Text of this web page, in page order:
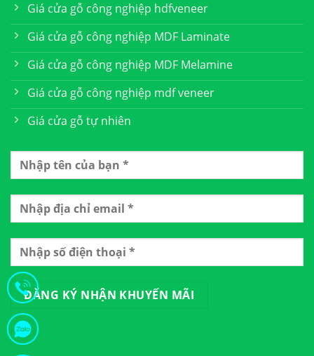
Giá cửa gỗ công nghiệp hdfveneer
Giá cửa gỗ công nghiệp MDF Laminate
Giá cửa gỗ công nghiệp MDF Melamine
Giá cửa gỗ công nghiệp mdf veneer
Giá cửa gỗ tự nhiên